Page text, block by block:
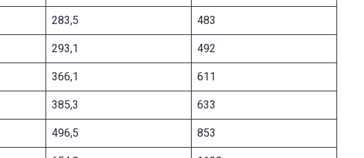
283,5 483
293,1 492
366,1 611
385,3 633
496,5 853